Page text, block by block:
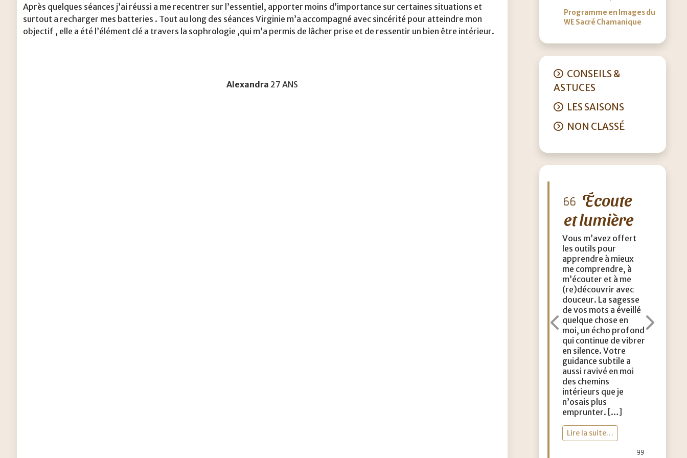
Après quelques séances j’ai réussi a me recentrer sur l’essentiel, apporter moins d’importance sur certaines situations et
surtout a recharger mes batteries . Tout au long des séances Virginie m’a accompagné avec sincérité pour atteindre mon
objectif , elle a été l’élément clé a travers la sophrologie ,qui m’a permis de lâcher prise et de ressentir un bien être intérieur.
Alexandra 27 ANS
Programme en Images du
WE Sacré Chamanique
CONSEILS &
ASTUCES
LES SAISONS
NON CLASSÉ
Écoute
et lumière
Vous m’avez offert
les outils pour
apprendre à mieux
me comprendre, à
m’écouter et à me
(re)découvrir avec
douceur. La sagesse
de vos mots a éveillé
quelque chose en
moi, un écho profond
qui continue de vibrer
en silence. Votre
guidance subtile a
aussi ravivé en moi
des chemins
intérieurs que je
n’osais plus
emprunter. […]
Lire la suite…
Précédent